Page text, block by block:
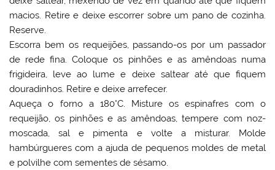
macios. Retire e deixe escorrer sobre um pano de cozinha.
Reserve.
Escorra bem os requeijões, passando-os por um passador
de rede fina. Coloque os pinhões e as amêndoas numa
frigideira, leve ao lume e deixe saltear até que fiquem
douradinhos. Retire e deixe arrefecer.
Aqueça o forno a 180°C. Misture os espinafres com o
requeijão, os pinhões e as amêndoas, tempere com noz-
moscada, sal e pimenta e volte a misturar. Molde
hambúrgueres com a ajuda de pequenos moldes de metal
e polvilhe com sementes de sésamo.